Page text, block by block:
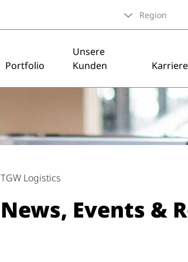
Region
Portfolio
Unsere
Kunden
Karriere
TGW Logistics
News, Events &